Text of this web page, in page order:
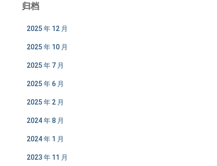
归档
2025 年 12 月
2025 年 10 月
2025 年 7 月
2025 年 6 月
2025 年 2 月
2024 年 8 月
2024 年 1 月
2023 年 11 月